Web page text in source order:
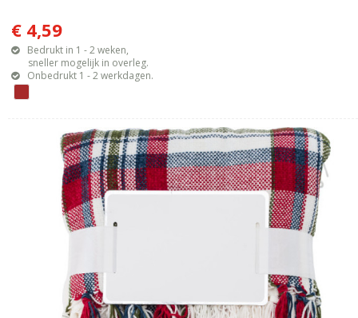
€ 4,59
Bedrukt in 1 - 2 weken,
sneller mogelijk in overleg.
Onbedrukt 1 - 2 werkdagen.